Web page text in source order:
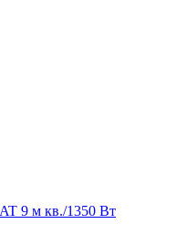
9 м кв./1350 Вт